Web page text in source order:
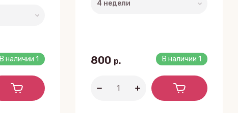
В наличии 1 В наличии 1
800 р.